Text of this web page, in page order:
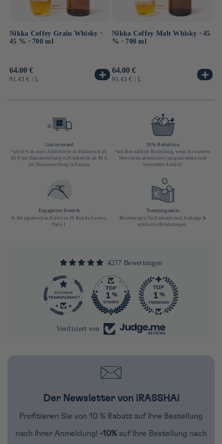
Nikka Coffey Grain Whisky ⋅
45 % ⋅ 700 ml
Normaler
Preis
64.00 €
GRUNDPREIS
91.43 € / PRO
L
Nikka Coffey Malt Whisky ⋅ 45
% ⋅ 700 ml
Normaler
Preis
64.00 €
GRUNDPREIS
91.43 € / PRO
L
Gratisversand
*ab 50 € an einer Abholstelle in Frankreich, ab
85 € per Hauszustellung in Frankreich, ab 90 €
per Hauszustellung in Europa
10% Reduktion
*auf Ihre nächste Bestellung, wenn Sie unseren
Newsletter abonnieren (ausgenommen sind
bestimmte Artikel)
Engagierter Bereich
In der japanischen Küche in 40 Rue du Louvre,
Paris 1
Treueprogramm
Belohnungen für Einkäufe und Aufträge &
exklusive Belohnungen
4277 Bewertungen
Verifiziert von
Der Newsletter von iRASSHAi
Profitieren Sie von 10 % Rabatt auf Ihre Bestellung
nach Ihrer Anmeldung! -10% auf Ihre Bestellung nach